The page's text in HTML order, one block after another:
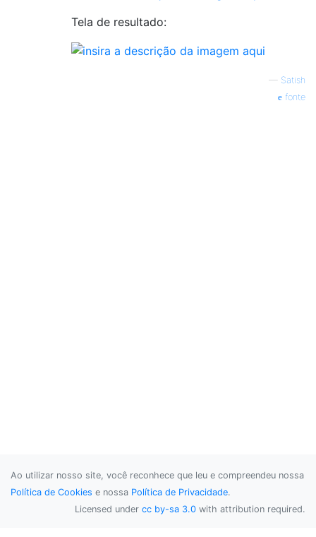
Tela de resultado:
— Satish
fonte
Ao utilizar nosso site, você reconhece que leu e compreendeu nossa
Política de Cookies e nossa Política de Privacidade.
Licensed under cc by-sa 3.0 with attribution required.